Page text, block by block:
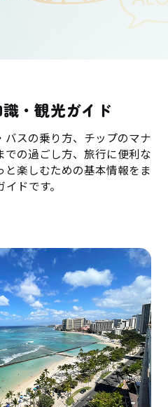
・観光ガイド
スの乗り方、チップのマナ
の過ごし方、旅行に便利な
楽しむための基本情報をま
イドです。